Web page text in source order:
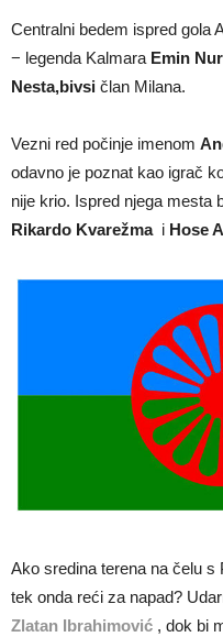
Centralni bedem ispred gola
− legenda Kalmara Emin
Nesta,bivsi član Milana.
Vezni red počinje imenom
odavno je poznat kao igrač
nije krio. Ispred njega mesta
Rikardo Kvarežmai Hose
Ako sredina terena na čelu
tek onda reći za napad?
Zlatan Ibrahimović , dok bi